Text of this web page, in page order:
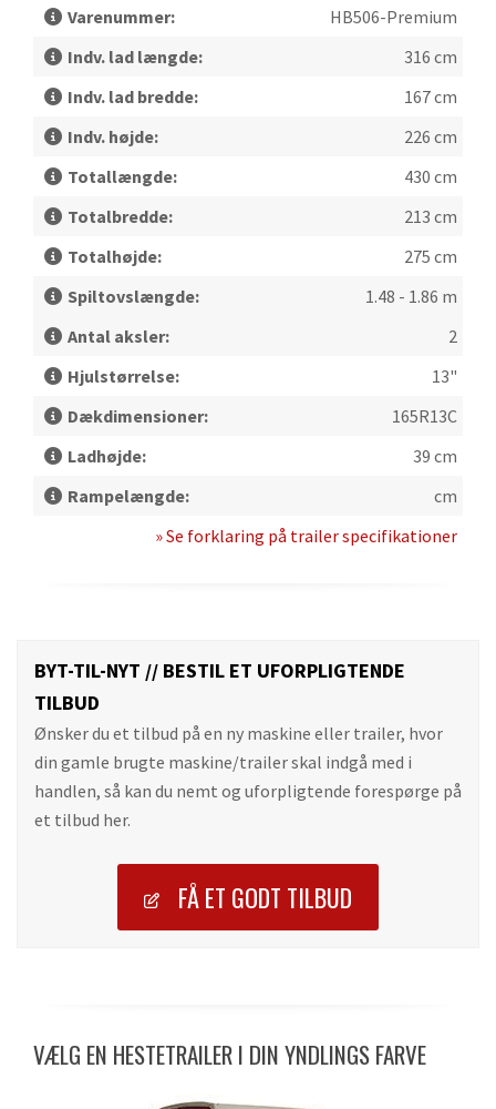
Varenummer:
HB506-Premium
Indv. lad længde:
316 cm
Indv. lad bredde:
167 cm
Indv. højde:
226 cm
Totallængde:
430 cm
Totalbredde:
213 cm
Totalhøjde:
275 cm
Spiltovslængde:
1.48 - 1.86 m
Antal aksler:
2
Hjulstørrelse:
13"
Dækdimensioner:
165R13C
Ladhøjde:
39 cm
Rampelængde:
cm
» Se forklaring på trailer specifikationer
BYT-TIL-NYT // BESTIL ET UFORPLIGTENDE
TILBUD
Ønsker du et tilbud på en ny maskine eller trailer, hvor
din gamle brugte maskine/trailer skal indgå med i
handlen, så kan du nemt og uforpligtende forespørge på
et tilbud her.
FÅ ET GODT TILBUD
VÆLG EN HESTETRAILER I DIN YNDLINGS FARVE